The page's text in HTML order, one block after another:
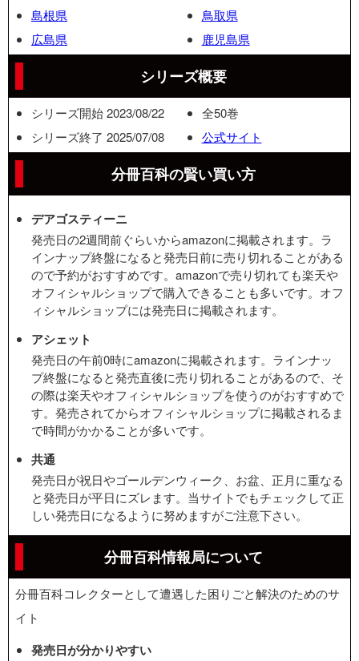
島根県
広島県
鳥取県
鹿児島県
シリーズ概要
シリーズ開始 2023/08/22
シリーズ終了 2025/07/08
全50巻
公式サイト
分冊百科の賢い買い方
デアゴスティーニ
発売日の2週間前ぐらいからamazonに掲載されます。ラ
インナップ終盤になると発売日前に売り切れることがある
ので予約がおすすめです。amazonで売り切れても楽天や
オフィシャルショップで購入できることも多いです。オフ
ィシャルショップには発売日に掲載されます。
アシェット
発売日の午前0時にamazonに掲載されます。ラインナッ
プ終盤になると発売直後に売り切れることがあるので、そ
の際は楽天やオフィシャルショップを使うのがおすすめで
す。発売されてからオフィシャルショップに掲載されるま
で時間がかかることが多いです。
共通
発売日が祝日やゴールデンウィーク、お盆、正月に重なる
と発売日が平日にズレます。当サイトでもチェックして正
しい発売日になるように努めますがご注意下さい。
分冊百科情報局について
分冊百科コレクターとして遭遇した困りごと解決のためのサ
イト
発売日が分かりやすい